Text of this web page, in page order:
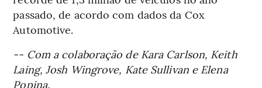
passado, de acordo com dados da Cox
Automotive.
-- Com a colaboração de Kara Carlson, Keith
Laing, Josh Wingrove, Kate Sullivan e Elena
Popina.